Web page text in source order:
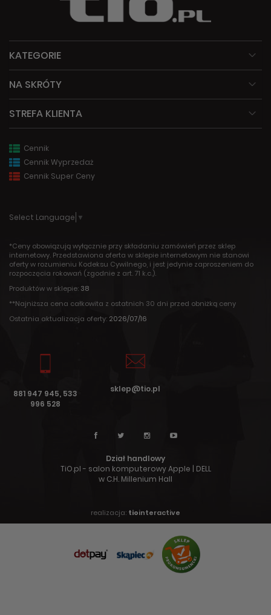
KATEGORIE
NA SKRÓTY
STREFA KLIENTA
Cennik
Cennik Wyprzedaż
Cennik Super Ceny
Select Language ▼
*Ceny obowiązują wyłącznie przy składaniu zamówień przez sklep
internetowy. Przedstawiona oferta w sklepie internetowym nie stanowi
oferty w rozumieniu Kodeksu Cywilnego, i jest jedynie zaproszeniem do
rozpoczęcia rokowań (zgodnie z art. 71 k.c.).
Produktów w sklepie: 38
**Najniższa cena całkowita z ostatnich 30 dni przed obniżką ceny
Ostatnia aktualizacja oferty: 2026/07/16
881 947 945, 533
996 528
sklep@tio.pl
Dział handlowy
TiO.pl - salon komputerowy Apple | DELL
w C.H. Millenium Hall
realizacja: tiointeractive